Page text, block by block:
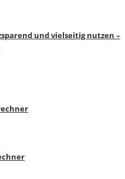
und vielseitig nutzen –